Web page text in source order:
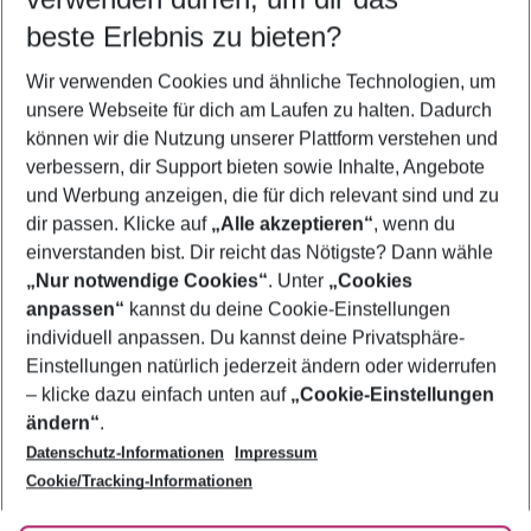
5-8 Nächte
2 Erwachsene Keine Kinder
Mehr Filter anzeigen
Footer
Footer navigation
Über uns
AGB
Bestpreisgarantie
Cookie-Einstellungen ändern
Cookie-Richtlinie
Agenturbetreuung
Barrierefreies Reisen
Folge uns
beste Erlebnis zu bieten?
Wir verwenden Cookies und ähnliche Technologien, um
unsere Webseite für dich am Laufen zu halten. Dadurch
können wir die Nutzung unserer Plattform verstehen und
verbessern, dir Support bieten sowie Inhalte, Angebote
und Werbung anzeigen, die für dich relevant sind und zu
dir passen. Klicke auf „Alle akzeptieren“, wenn du
einverstanden bist. Dir reicht das Nötigste? Dann wähle
„Nur notwendige Cookies“. Unter „Cookies
anpassen“ kannst du deine Cookie-Einstellungen
individuell anpassen. Du kannst deine Privatsphäre-
Einstellungen natürlich jederzeit ändern oder widerrufen
– klicke dazu einfach unten auf „Cookie-Einstellungen
ändern“.
Datenschutz-Informationen
Impressum
Cookie/Tracking-Informationen